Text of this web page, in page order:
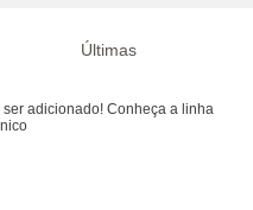
estético para definir
Últimas
ser adicionado! Conheça a linha